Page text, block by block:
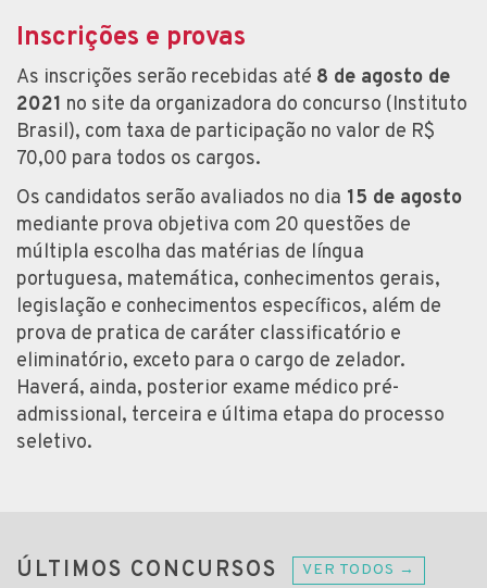
Inscrições e provas
As inscrições serão recebidas até 8 de agosto de
2021 no site da organizadora do concurso (Instituto
Brasil), com taxa de participação no valor de R$
70,00 para todos os cargos.
Os candidatos serão avaliados no dia 15 de agosto
mediante prova objetiva com 20 questões de
múltipla escolha das matérias de língua
portuguesa, matemática, conhecimentos gerais,
legislação e conhecimentos específicos, além de
prova de pratica de caráter classificatório e
eliminatório, exceto para o cargo de zelador.
Haverá, ainda, posterior exame médico pré-
admissional, terceira e última etapa do processo
seletivo.
ÚLTIMOS CONCURSOS VER TODOS →